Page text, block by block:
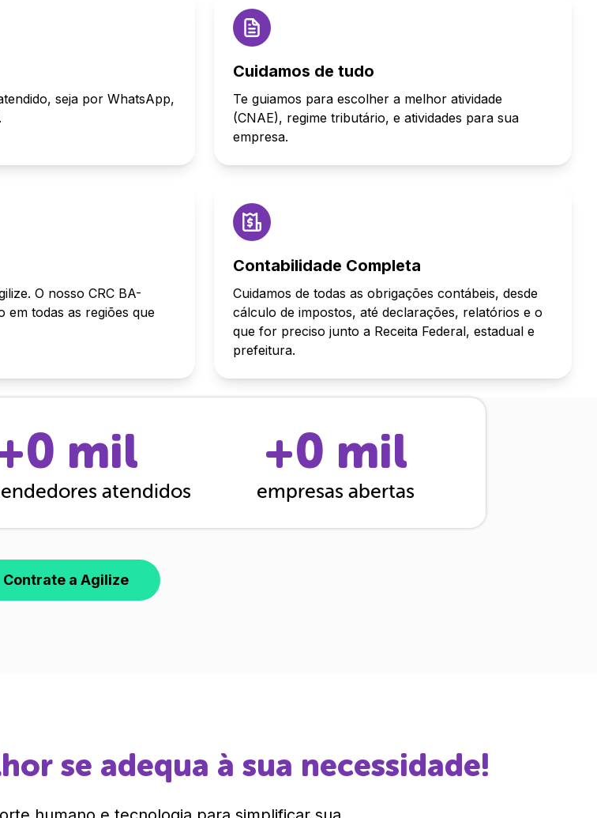
seja por WhatsApp,
Cuidamos de tudo
Te guiamos para escolher a melhor atividade
(CNAE), regime tributário, e atividades para sua
empresa.
O nosso CRC BA-
em todas as regiões que
Contabilidade Completa
Cuidamos de todas as obrigações contábeis, desde
cálculo de impostos, até declarações, relatórios e o
que for preciso junto a Receita Federal, estadual e
prefeitura.
0 mil
atendidos
+0 mil
empresas abertas
Contrate a Agilize
se adequa à sua necessidade!